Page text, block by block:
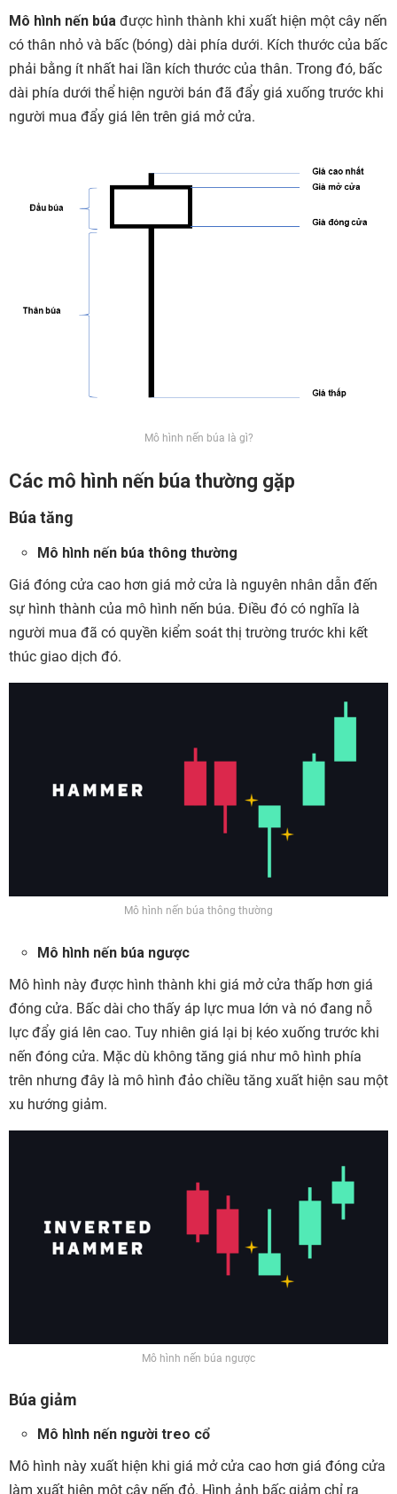
Mô hình nến búa được hình thành khi xuất hiện một cây nến
có thân nhỏ và bấc (bóng) dài phía dưới. Kích thước của bấc
phải bằng ít nhất hai lần kích thước của thân. Trong đó, bấc
dài phía dưới thể hiện người bán đã đẩy giá xuống trước khi
người mua đẩy giá lên trên giá mở cửa.
Mô hình nến búa là gì?
Các mô hình nến búa thường gặp
Búa tăng
Mô hình nến búa thông thường
Giá đóng cửa cao hơn giá mở cửa là nguyên nhân dẫn đến
sự hình thành của mô hình nến búa. Điều đó có nghĩa là
người mua đã có quyền kiểm soát thị trường trước khi kết
thúc giao dịch đó.
Mô hình nến búa thông thường
Mô hình nến búa ngược
Mô hình này được hình thành khi giá mở cửa thấp hơn giá
đóng cửa. Bấc dài cho thấy áp lực mua lớn và nó đang nỗ
lực đẩy giá lên cao. Tuy nhiên giá lại bị kéo xuống trước khi
nến đóng cửa. Mặc dù không tăng giá như mô hình phía
trên nhưng đây là mô hình đảo chiều tăng xuất hiện sau một
xu hướng giảm.
Mô hình nến búa ngược
Búa giảm
Mô hình nến người treo cổ
Mô hình này xuất hiện khi giá mở cửa cao hơn giá đóng cửa
làm xuất hiện một cây nến đỏ. Hình ảnh bấc giảm chỉ ra